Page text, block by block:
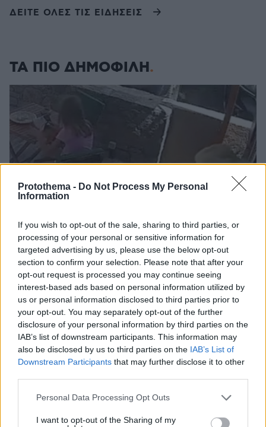
Protothema - Do Not Process My Personal
Information
If you wish to opt-out of the sale, sharing to third parties, or
processing of your personal or sensitive information for
targeted advertising by us, please use the below opt-out
section to confirm your selection. Please note that after your
opt-out request is processed you may continue seeing
interest-based ads based on personal information utilized by
us or personal information disclosed to third parties prior to
your opt-out. You may separately opt-out of the further
disclosure of your personal information by third parties on the
IAB’s list of downstream participants. This information may
also be disclosed by us to third parties on the IAB’s List of
Downstream Participants that may further disclose it to other
Please note that this website/app uses one or more Google
not limited to your visit or usage behaviour. You may click to
Personal Data Processing Opt Outs
I want to opt-out of the Sharing of my
ΔΕΙΤΕ ΟΛΕΣ ΤΙΣ ΕΙΔΗΣΕΙΣ
ΤΑ ΠΙΟ ΔΗΜΟΦΙΛΗ
«Πόσα θέλεις για το κορίτσι;»: Τουρίστας στην
Κρήτη ζητά... τιμή για να ασελγήσει σε ανήλικη, τι
καταγγέλλει ο ιδιοκτήτης επιχείρησης
07.08.2026, 18:22